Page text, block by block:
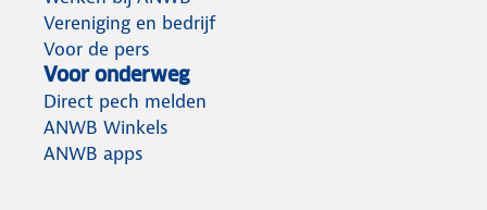
Vereniging en bedrijf
Voor de pers
Voor onderweg
Direct pech melden
ANWB Winkels
ANWB apps